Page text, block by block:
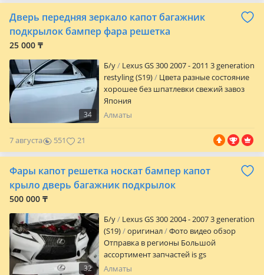
(поколение уточняется под ваш авто —
подберём точно) Чёткая посадка, все
крепления совпадают Подходит под
верхними/нижними накладками Также
в наличии по RX: — бампер в сборе —
крылья, капот — фары/фонари —
усилители, защита, накладки «F SPORT —
стиль, который не перепутаешь! »
Дверь передняя зеркало капот багажник
подкрылок бампер фара решетка
25 000 ₸
34
Б/y
Lexus GS 300 2007 - 2011 3 generation
restyling (S19)
Цвета разные состояние
хорошее без шпатлевки свежий завоз
Япония
Алматы
7 августа 551 21
Фары капот решетка носкат бампер капот
крыло дверь багажник подкрылок
500 000 ₸
32
Б/y
Lexus GS 300 2004 - 2007 3 generation
(S19)
оригинал
Фото видео обзор
Отправка в регионы Большой
ассортимент запчастей is gs
Алматы